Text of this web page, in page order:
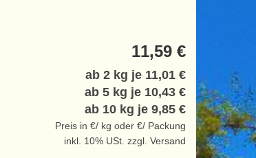
11,59 €
ab 2 kg je 11,01 €
ab 5 kg je 10,43 €
ab 10 kg je 9,85 €
Preis in €/ kg oder €/ Packung
inkl. 10% USt. zzgl. Versand